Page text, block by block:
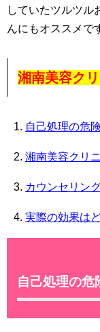
していたツルツル
んにもオススメで
湘南美容ク
自己処理の危
湘南美容クリ
カウンセリン
実際の効果は
自己処理の危